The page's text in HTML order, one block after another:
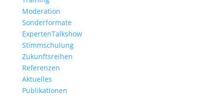
Moderation
Sonderformate
ExpertenTalkshow
Stimmschulung
Zukunftsreihen
Referenzen
Aktuelles
Publikationen